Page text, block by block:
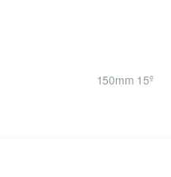
150mm 15º